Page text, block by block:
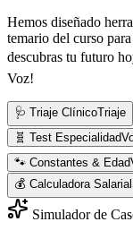
Hemos diseñado
temario del curso
descubras tu futuro
Voz!
🩺 Triaje ClínicoTriaje
🧬 Test Especialidad
🐾 Constantes & Edad
💰 Calculadora Salarial
Simulador de